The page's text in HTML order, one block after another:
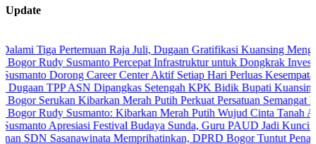
Update
Pertemuan Raja Juli, Dugaan Gratifikasi Kuansing Menguat
Susmanto Percepat Infrastruktur untuk Dongkrak Investasi
Dorong Career Center Aktif Setiap Hari Perluas Kesempatan Kerja
ASN Dipangkas Setengah KPK Bidik Bupati Kuansing
Kibarkan Merah Putih Perkuat Persatuan Semangat
Susmanto: Kibarkan Merah Putih Wujud Cinta Tanah Air
Apresiasi Festival Budaya Sunda, Guru PAUD Jadi Kunci
Sasanawinata Memprihatinkan, DPRD Bogor Tuntut Penanganan